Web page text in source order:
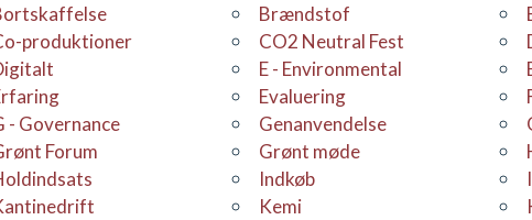
bortskaffelse Brændstof
co-produktioner CO2 Neutral Fest
Digitalt E - Environmental
erfaring evaluering
G - Governance Genanvendelse
Grønt Forum grønt møde
holdindsats Indkøb
Kantinedrift kemi